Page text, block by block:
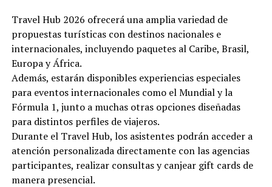
Travel Hub 2026 ofrecerá una amplia variedad de
propuestas turísticas con destinos nacionales e
internacionales, incluyendo paquetes al Caribe, Brasil,
Europa y África.
Además, estarán disponibles experiencias especiales
para eventos internacionales como el Mundial y la
Fórmula 1, junto a muchas otras opciones diseñadas
para distintos perfiles de viajeros.
Durante el Travel Hub, los asistentes podrán acceder a
atención personalizada directamente con las agencias
participantes, realizar consultas y canjear gift cards de
manera presencial.